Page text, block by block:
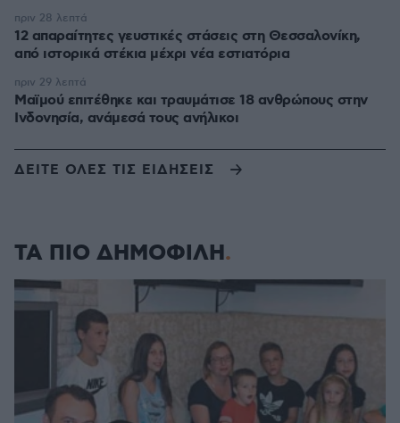
12 απαραίτητες γευστικές στάσεις στη Θεσσαλονίκη,
από ιστορικά στέκια μέχρι νέα εστιατόρια
πριν 28 λεπτά
Μαϊμού επιτέθηκε και τραυμάτισε 18 ανθρώπους στην
Ινδονησία, ανάμεσά τους ανήλικοι
πριν 29 λεπτά
ΔΕΙΤΕ ΟΛΕΣ ΤΙΣ ΕΙΔΗΣΕΙΣ
ΤΑ ΠΙΟ ΔΗΜΟΦΙΛΗ